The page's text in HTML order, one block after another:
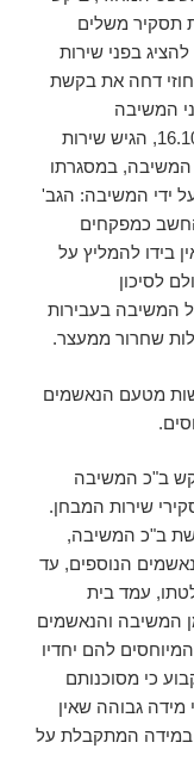
תסקיר משלים
בפני שירות
דחה את בקשת
המשיבה
והנאשמים הנוספים במאוחד. ביום 16.10.2018, הגיש שירות
במסגרתו
ידי המשיבה: הגב'
כמפקחים
בידו להמליץ על
לסיכון
המשיבה בעבירות
שחרור ממעצר.
מטעם הנאשמים
שהתקיים ביום 26.10.2017, ביקש ב"כ המשיבה
שירות המבחן.
ב"כ המשיבה,
הנוספים, עד
עמד בית
המשיבה והנאשמים
להם יחדיו
כי מסוכנותם
גבוהה שאין
במידה המתקבלת על